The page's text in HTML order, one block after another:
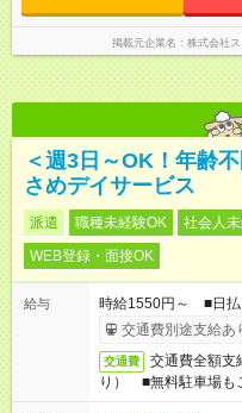
掲載元企業名 株式会社
＜週3日～OK！年齢
さめデイサービス
派遣 職種未経験OK 社会人
WEB登録・面接OK
給与
時給1550円～ ■日払
交通費別途支給あ
交通費
交通費全額
り） ■無料駐車場も